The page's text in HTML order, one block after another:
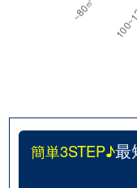
簡単3STEP♪最